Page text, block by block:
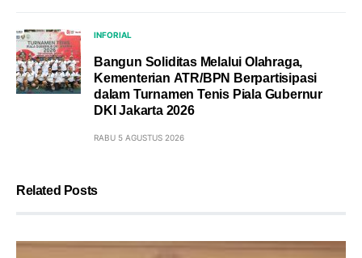
INFORIAL
Bangun Soliditas Melalui Olahraga,
Kementerian ATR/BPN Berpartisipasi
dalam Turnamen Tenis Piala Gubernur
DKI Jakarta 2026
RABU 5 AGUSTUS 2026
Related Posts